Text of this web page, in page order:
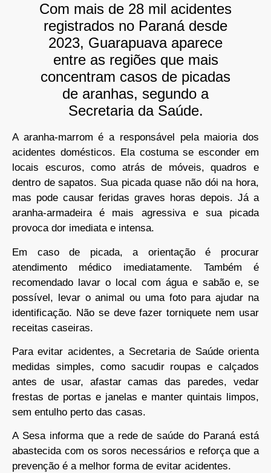
Com mais de 28 mil acidentes
registrados no Paraná desde
2023, Guarapuava aparece
entre as regiões que mais
concentram casos de picadas
de aranhas, segundo a
Secretaria da Saúde.
A aranha-marrom é a responsável pela maioria dos
acidentes domésticos. Ela costuma se esconder em
locais escuros, como atrás de móveis, quadros e
dentro de sapatos. Sua picada quase não dói na hora,
mas pode causar feridas graves horas depois. Já a
aranha-armadeira é mais agressiva e sua picada
provoca dor imediata e intensa.
Em caso de picada, a orientação é procurar
atendimento médico imediatamente. Também é
recomendado lavar o local com água e sabão e, se
possível, levar o animal ou uma foto para ajudar na
identificação. Não se deve fazer torniquete nem usar
receitas caseiras.
Para evitar acidentes, a Secretaria de Saúde orienta
medidas simples, como sacudir roupas e calçados
antes de usar, afastar camas das paredes, vedar
frestas de portas e janelas e manter quintais limpos,
sem entulho perto das casas.
A Sesa informa que a rede de saúde do Paraná está
abastecida com os soros necessários e reforça que a
prevenção é a melhor forma de evitar acidentes.